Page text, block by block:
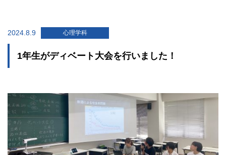
2024.8.9 心理学科
1年生がディベート大会を行いました！